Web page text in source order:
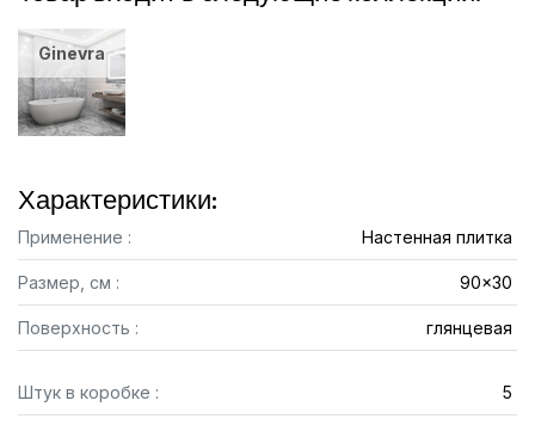
Ginevra
Характеристики:
Применение : Настенная плитка
Размер, см : 90x30
Поверхность : глянцевая
Штук в коробке : 5